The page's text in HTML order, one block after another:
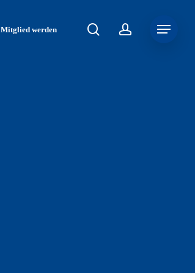
Mitglied werden Menu
searchaccount